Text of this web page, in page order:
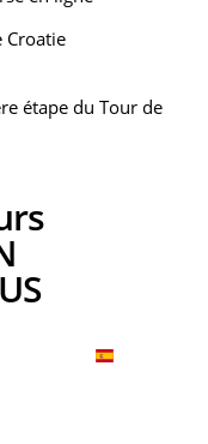
Croatie
étape du Tour de